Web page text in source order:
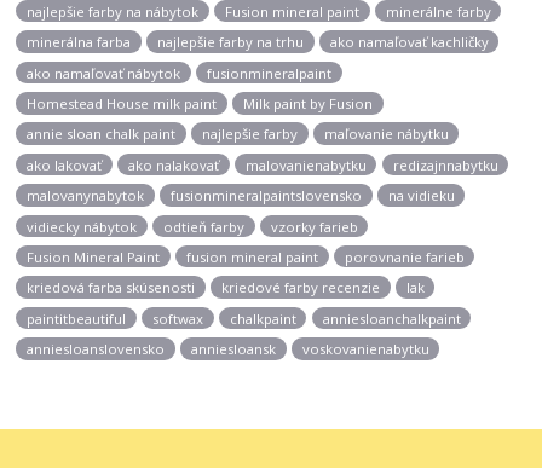
najlepšie farby na nábytok
Fusion mineral paint
minerálne farby
minerálna farba
najlepšie farby na trhu
ako namaľovať kachličky
ako namaľovať nábytok
fusionmineralpaint
Homestead House milk paint
Milk paint by Fusion
annie sloan chalk paint
najlepšie farby
maľovanie nábytku
ako lakovať
ako nalakovať malovanienabytku
redizajnnabytku
malovanynabytok
fusionmineralpaintslovensko
na vidieku
vidiecky nábytok
odtieň farby
vzorky farieb
Fusion Mineral Paint
fusion mineral paint
porovnanie farieb
kriedová farba skúsenosti
kriedové farby recenzie
lak
paintitbeautiful
softwax chalkpaint
anniesloanchalkpaint
anniesloanslovensko
anniesloansk voskovanienabytku